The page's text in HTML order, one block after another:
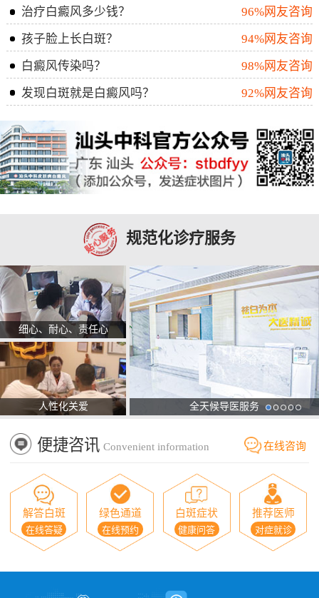
治疗白癜风多少钱？
96%网友咨询
孩子脸上长白斑？
94%网友咨询
白癜风传染吗？
98%网友咨询
发现白斑就是白癜风吗？
92%网友咨询
规范化诊疗服务
细心、耐心、责任心
人性化关爱 全天候导医服务
便捷咨讯 Convenient information 在线咨询
解答白斑
在线答疑
绿色通道
在线预约
白斑症状
健康问答
推荐医师
对症就诊